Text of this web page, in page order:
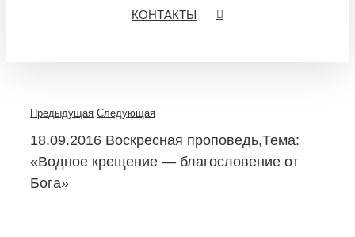
КОНТАКТЫ
Предыдущая Следующая
18.09.2016 Воскресная проповедь,Тема:
«Водное крещение — благословение от
Бога»